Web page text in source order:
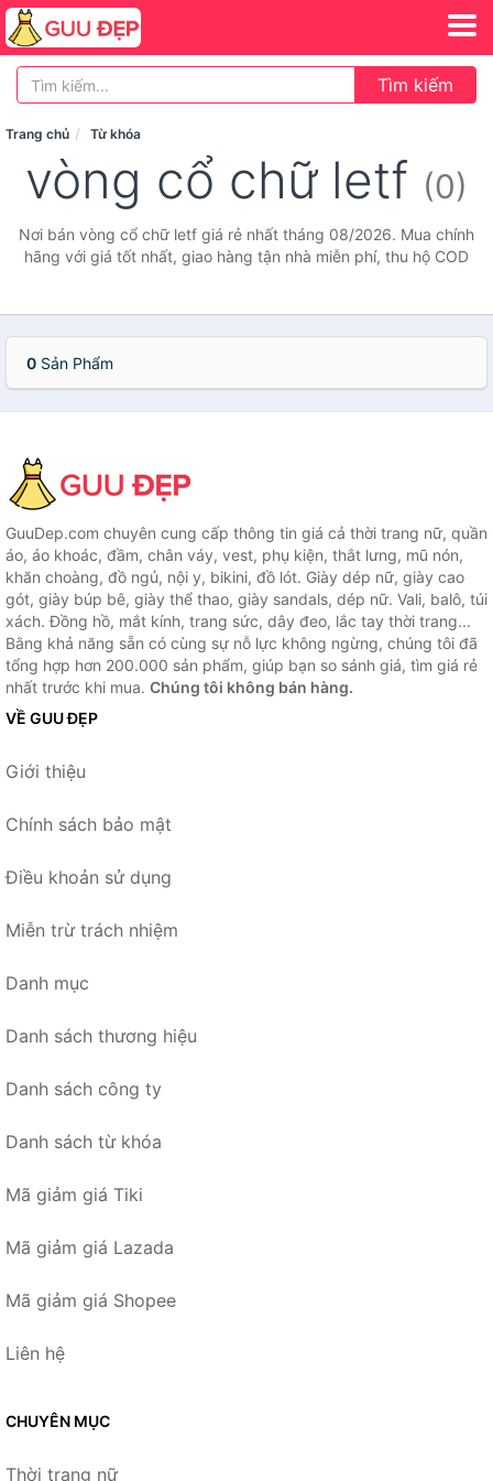
Tìm kiếm
Trang chủ Từ khóa
vòng cổ chữ letf (0)
Nơi bán vòng cổ chữ letf giá rẻ nhất tháng 08/2026. Mua chính
hãng với giá tốt nhất, giao hàng tận nhà miễn phí, thu hộ COD
0 Sản Phẩm
GuuDep.com chuyên cung cấp thông tin giá cả thời trang nữ, quần
áo, áo khoác, đầm, chân váy, vest, phụ kiện, thắt lưng, mũ nón,
khăn choàng, đồ ngủ, nội y, bikini, đồ lót. Giày dép nữ, giày cao
gót, giày búp bê, giày thể thao, giày sandals, dép nữ. Vali, balô, túi
xách. Đồng hồ, mắt kính, trang sức, dây đeo, lắc tay thời trang...
Bằng khả năng sẵn có cùng sự nỗ lực không ngừng, chúng tôi đã
tổng hợp hơn 200.000 sản phẩm, giúp bạn so sánh giá, tìm giá rẻ
nhất trước khi mua. Chúng tôi không bán hàng.
VỀ GUU ĐẸP
Giới thiệu
Chính sách bảo mật
Điều khoản sử dụng
Miễn trừ trách nhiệm
Danh mục
Danh sách thương hiệu
Danh sách công ty
Danh sách từ khóa
Mã giảm giá Tiki
Mã giảm giá Lazada
Mã giảm giá Shopee
Liên hệ
CHUYÊN MỤC
Thời trang nữ